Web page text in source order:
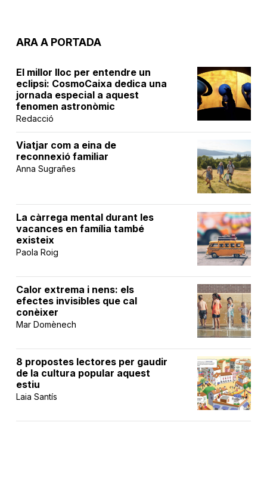
ARA A PORTADA
El millor lloc per entendre un
eclipsi: CosmoCaixa dedica una
jornada especial a aquest
fenomen astronòmic
Redacció
Viatjar com a eina de
reconnexió familiar
Anna Sugrañes
La càrrega mental durant les
vacances en família també
existeix
Paola Roig
Calor extrema i nens: els
efectes invisibles que cal
conèixer
Mar Domènech
8 propostes lectores per gaudir
de la cultura popular aquest
estiu
Laia Santís